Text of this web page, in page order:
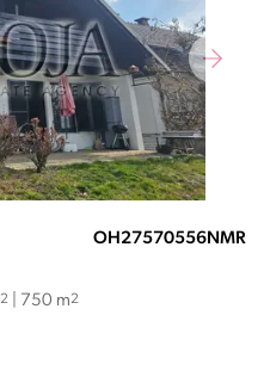
OH27570556NMR
2 | 750 m2